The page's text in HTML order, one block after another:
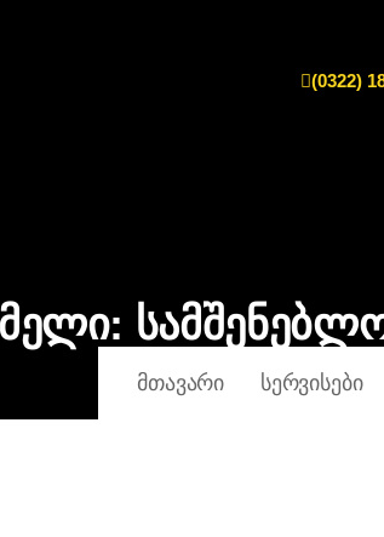
(0322)
ᲛᲗᲐᲕᲐᲠᲘ ᲡᲔᲠᲕᲘᲡᲔᲑᲘ